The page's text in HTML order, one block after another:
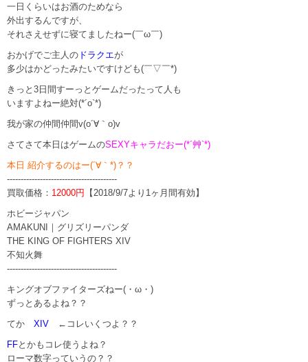
一日くらいはお酒のためなら
外出するんですが、
それさえせずに寝てましたねー(￣ω￣)
おかげでご主人の ドラクエが
多少はかどったみたいですけども(￣▽￣*)
きっと3日間すーっとゲームだったって人も
いますよねー絶対(*´o`*)
我が家の仲間仲間v(o´∀｀o)v
さてさて本日はゲームのSEXYキャラだおー(*´艸`*)
本日 紹介するのはー(´∀｀*)？？
----------------------------------------
買取価格： 12000円
【2018/9/7より1ヶ月間有効】
ホビージャパン
AMAKUNI｜グリズリーパンダ
THE KING OF FIGHTERS XIV
不知火舞
----------------------------------------
キングオブファイターズねー(・ω・)
ずっとあるよね？？
てか XIV ←コレいくつよ？？
FFとかもコレ使うよね？
ローマ数字っていうの？？